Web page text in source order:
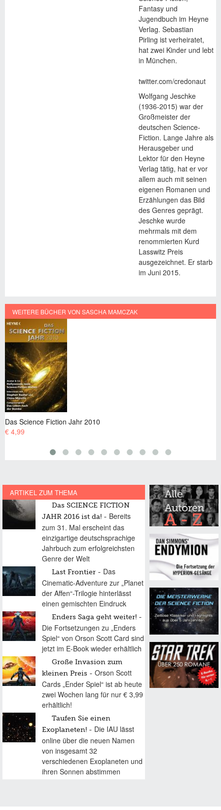
Fantasy und
Jugendbuch im Heyne
Verlag. Sebastian
Pirling ist verheiratet,
hat zwei Kinder und lebt
in München.
twitter.com/credonaut
Wolfgang Jeschke
(1936-2015) war der
Großmeister der
deutschen Science-
Fiction. Lange Jahre als
Herausgeber und
Lektor für den Heyne
Verlag tätig, hat er vor
allem auch mit seinen
eigenen Romanen und
Erzählungen das Bild
des Genres geprägt.
Jeschke wurde
mehrmals mit dem
renommierten Kurd
Lasswitz Preis
ausgezeichnet. Er starb
im Juni 2015.
WEITERE BÜCHER VON SASCHA MAMCZAK
Das Science Fiction Jahr 2011
ARTIKEL ZUM THEMA
Das SCIENCE FICTION
JAHR 2016 ist da!
Bereits
zum 31. Mal erscheint das
einzigartige deutschsprachige
Jahrbuch zum erfolgreichsten
Genre der Welt
Last Frontier
Das
Cinematic-Adventure zur „Planet
der Affen“-Trilogie hinterlässt
einen gemischten Eindruck
Enders Saga geht weiter!
Die Fortsetzungen zu „Enders
Spiel“ von Orson Scott Card sind
jetzt im E-Book wieder erhältlich
Große Invasion zum
kleinen Preis
Orson Scott
Cards „Ender Spiel“ ist ab heute
zwei Wochen lang für nur € 3,99
erhältlich!
Taufen Sie einen
Exoplaneten!
Die IAU lässt
online über die neuen Namen
von insgesamt 32
verschiedenen Exoplaneten und
ihren Sonnen abstimmen